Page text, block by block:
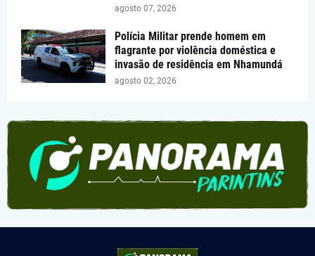
agosto 07, 2026
Polícia Militar prende homem em
flagrante por violência doméstica e
invasão de residência em Nhamundá
agosto 02, 2026